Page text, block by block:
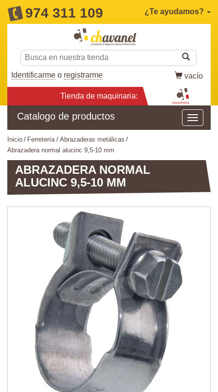
974 311 109 ¿Te ayudamos?
Identificarme o registrarme vacío
Tienda de maquinaria:
Catalogo de productos
inicio ferretería
abrazaderas metálicas
abrazadera normal alucinc 9,5-10 mm
ABRAZADERA NORMAL
ALUCINC 9,5-10 MM